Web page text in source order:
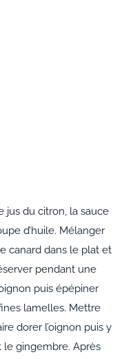
jus du citron, la sauce
d’huile. Mélanger
canard dans le plat et
pendant une
puis épépiner
lamelles. Mettre
dorer l’oignon puis y
le gingembre. Après